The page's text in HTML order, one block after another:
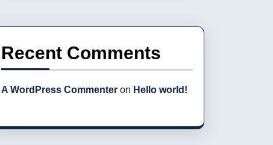
Recent Comments
A WordPress Commenter on Hello world!